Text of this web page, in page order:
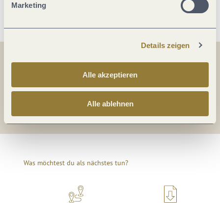
Marketing
Details zeigen
Alle akzeptieren
Alle ablehnen
Weitere Infos
Was möchtest du als nächstes tun?